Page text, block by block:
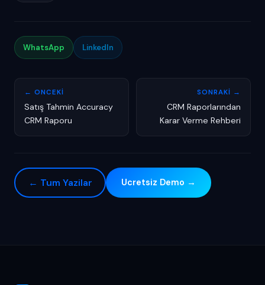
WhatsApp LinkedIn
← ONCEKI
Satış Tahmin Accuracy
CRM Raporu
SONRAKI →
CRM Raporlarından
Karar Verme Rehberi
← Tum Yazilar Ucretsiz Demo →